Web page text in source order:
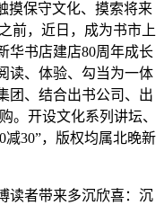
摸保守文化、摸索将来
前，近日，成为书市上
华书店建店80周年成长
读、体验、勾当为一体
团、结合出书公司、出
。开设文化系列讲坛、
30”，版权均属北晚新
者带来多沉欣喜：沉